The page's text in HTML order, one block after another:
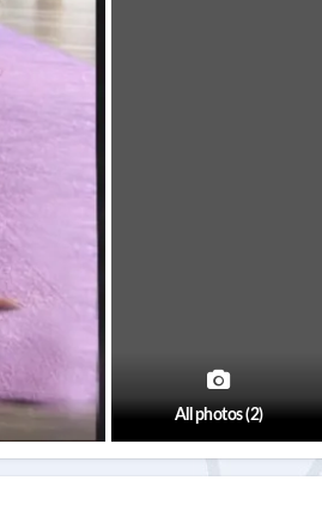
All photos (2)